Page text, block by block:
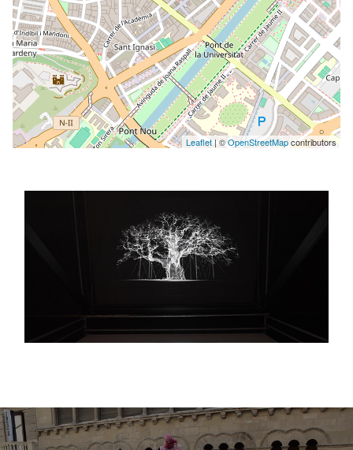
Leaflet| ©OpenStreetMapcontributors